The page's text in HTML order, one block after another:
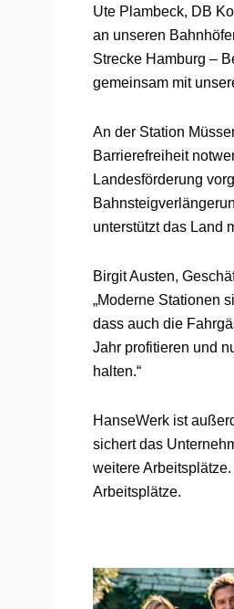
Ute Plambeck, DB
an unseren
Strecke Hamburg –
gemeinsam mit
An der Station
Barrierefreiheit
Landesförderung
unterstützt das Land
Birgit Austen,
„Moderne Stationen
dass auch die
Jahr profitieren und
halten.“
HanseWerk ist
sichert das
weitere
Arbeitsplätze.